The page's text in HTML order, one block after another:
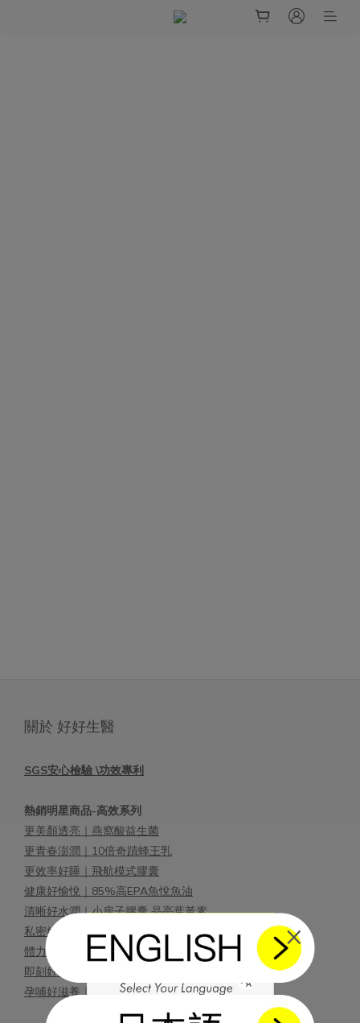
關於 好好生醫
SGS安心檢驗 \功效專利
熱銷明星商品-高效系列
更美顏透亮｜燕窩酸益生菌
更青春澎潤｜10倍奇蹟蜂王乳
更效率好睡｜飛航模式膠囊
健康好愉悅｜85%高EPA魚悅魚油
清晰好水潤｜小房子膠囊 晶亮葉黃素
私密好清爽｜500億蔓越莓益生菌
體力晶亮綜合｜太空人維他命
即刻好精神｜快充模式膠囊
孕哺好滋養｜DHA蘊富藻油
×